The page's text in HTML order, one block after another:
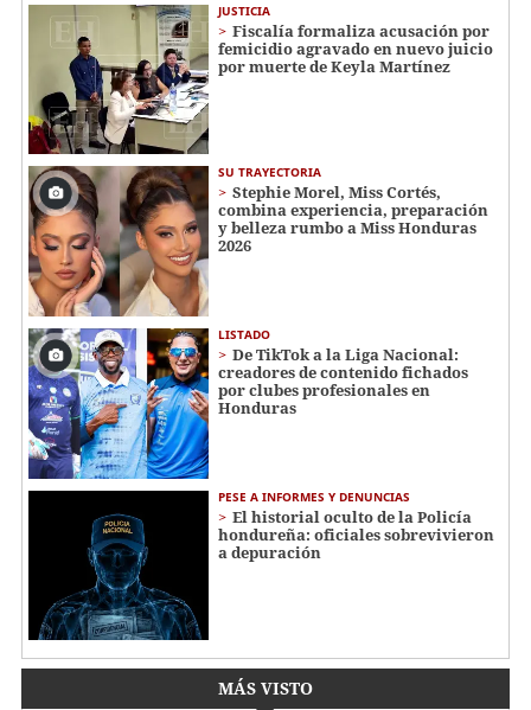
JUSTICIA
Fiscalía formaliza acusación por
femicidio agravado en nuevo juicio
por muerte de Keyla Martínez
SU TRAYECTORIA
Stephie Morel, Miss Cortés,
combina experiencia, preparación
y belleza rumbo a Miss Honduras
2026
LISTADO
De TikTok a la Liga Nacional:
creadores de contenido fichados
por clubes profesionales en
Honduras
PESE A INFORMES Y DENUNCIAS
El historial oculto de la Policía
hondureña: oficiales sobrevivieron
a depuración
MÁS VISTO